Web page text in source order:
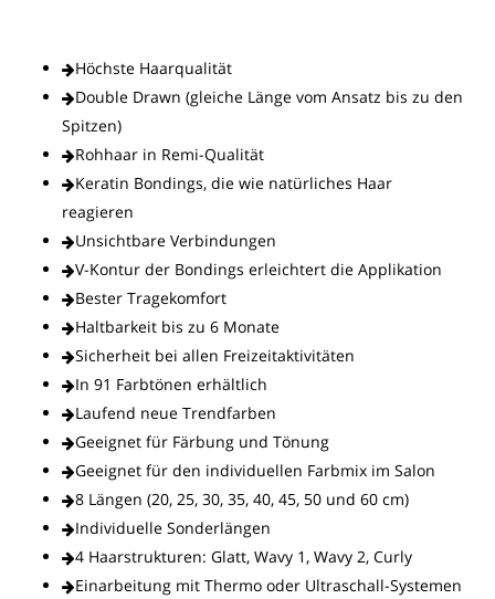
Höchste Haarqualität
Double Drawn (gleiche Länge vom Ansatz bis zu den
Spitzen)
Rohhaar in Remi-Qualität
Keratin Bondings, die wie natürliches Haar
reagieren
Unsichtbare Verbindungen
V-Kontur der Bondings erleichtert die Applikation
Bester Tragekomfort
Haltbarkeit bis zu 6 Monate
Sicherheit bei allen Freizeitaktivitäten
In 91 Farbtönen erhältlich
Laufend neue Trendfarben
Geeignet für Färbung und Tönung
Geeignet für den individuellen Farbmix im Salon
8 Längen (20, 25, 30, 35, 40, 45, 50 und 60 cm)
Individuelle Sonderlängen
4 Haarstrukturen: Glatt, Wavy 1, Wavy 2, Curly
Einarbeitung mit Thermo oder Ultraschall-Systemen